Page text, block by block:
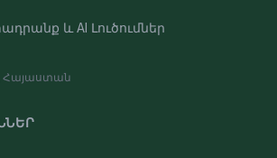
և AI Լուծումներ
Հայաստան